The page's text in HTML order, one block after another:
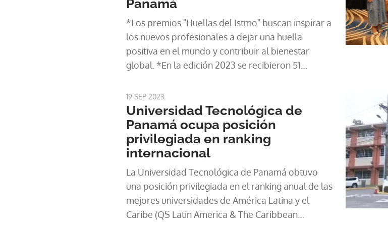
tecnológicas. Gonzalo Redondo, de CEU "enfoque
humanista" sostuvo que se ha encontrado con
casos curiosos donde todo lo que es la carga de
psicología social, sociología, estudios incluso de
Panamá
*Los premios "Huellas del Istmo" buscan inspirar a
los nuevos profesionales a dejar una huella
positiva en el mundo y contribuir al bienestar
global. *En la edición 2023 se recibieron 51
ganadores en las 5 ca
19 SEP 2023
Universidad Tecnológica de
Panamá ocupa posición
privilegiada en ranking
internacional
La Universidad Tecnológica de Panamá obtuvo
una posición privilegiada en el ranking anual de las
mejores universidades de América Latina y el
Caribe (QS Latin America & The Caribbean